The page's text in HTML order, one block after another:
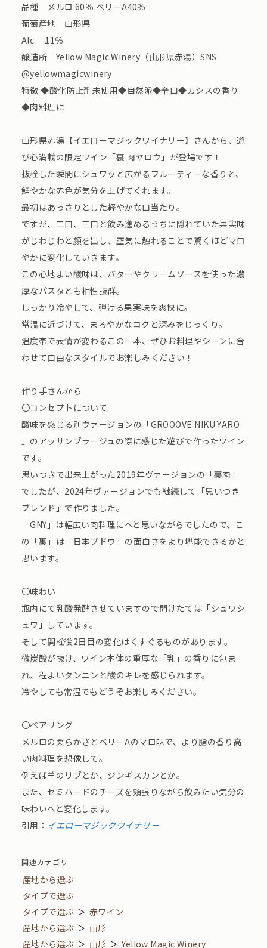
品種 メルロ 60％ ベリーA40％
葡萄産地 ⼭形県
Alc 11％
醸造所 Yellow Magic Winery（山形県赤湯）SNS
@yellowmagicwinery
特徴 ◆酸化防⽌剤未使用◆⾃然派◆辛口◆カシスの香り
◆肉料理に
山形県赤湯【イエローマジックワイナリー】さんから、遊
び心満載の限定ワイン「裏 肉ヤロウ」が登場です！
抜栓した瞬間にシュワッと広がるフルーティーな香りと、
鮮やかな赤色が気分を上げてくれます。
最初はあっさりとした軽やかな口当たり。
ですが、二口、三口と飲み進めるうちに隠れていた果実味
がじわじわと顔を出し、空気に触れることで驚くほどマロ
やかに変化していきます。
この心地よい酸味は、バターやクリームソースを使った濃
厚なパスタとも相性抜群。
しっかり冷やして、弾ける果実味を爽快に。
常温に近づけて、まろやかなコクと深みをじっくり。
温度帯で表情が変わるこの一本、ぜひお料理やシーンに合
わせて自由なスタイルでお楽しみください！
作り手さんから
〇コンセプトについて
酸味を感じる別ヴァージョンの「GROOOVE NIKU YARO
」のアッサンブラージュの際に感じた遊びで作ったワイン
です。
思いつきで出来上がった2019年ヴァージョンの「裏⾁」
でしたが、2024年ヴァージョンでも継続して「思いつき
ブレンド」で作りました。
「GNY」は幅広い⾁料理にへと思いながらでしたので、こ
の「裏」は「⽇本ブドウ」の⾯⽩さをより堪能できるかと
思います。
〇味わい
瓶内にて乳酸発酵させていますので開けたては「シュワシ
ュワ」しています。
そして開栓後2⽇⽬の変化はくすぐるものがあります。
微炭酸が抜け、ワイン本体の重厚な「乳」の⾹りに包ま
れ、程よいタンニンと酸のキレを感じられます。
冷やしても常温でもどうぞお楽しみください。
〇ペアリング
メルロの柔らかさとベリーAのマロ味で、より脂の⾹り⾼
い⾁料理を想像して。
例えば⽺のリブとか、ジンギスカンとか。
また、セミハードのチーズを頬張りながら飲みたい気分の
味わいへと変化します。
引用： イエローマジックワイナリー
関連カテゴリ
産地から選ぶ
タイプで選ぶ
タイプで選ぶ ＞ 赤ワイン
産地から選ぶ ＞ 山形
産地から選ぶ ＞ 山形 ＞ Yellow Magic Winery